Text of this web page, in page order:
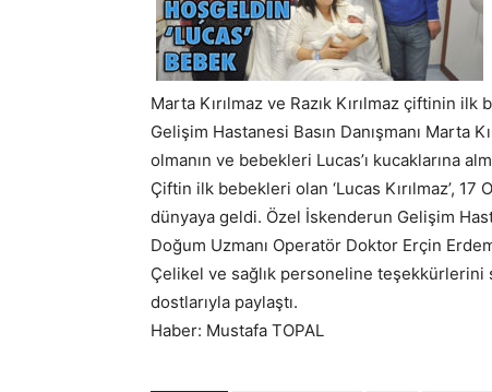
Marta Kırılmaz ve Razık Kırılmaz çiftinin
Gelişim Hastanesi Basın Danışmanı Marta
olmanın ve bebekleri Lucas’ı kucaklarına
Çiftin ilk bebekleri olan ‘Lucas Kırılmaz’,
dünyaya geldi. Özel İskenderun Gelişim
Doğum Uzmanı Operatör Doktor Erçin
Çelikel ve sağlık personeline teşekkürlerini
dostlarıyla paylaştı.
Haber: Mustafa TOPAL